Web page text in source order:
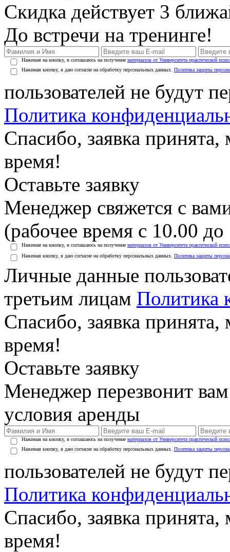
Скидка действует 3
До встречи на тренинге!
Нажимая на кнопку, я соглашаюсь на получение материалов от Университета практической
Нажимая кнопку, я даю согласие на обработку персональных данных. Политика защиты
пользователей не будут
Политика
Спасибо, заявка
время!
Оставьте заявку
Менеджер свяжется с
(рабочее время с 10.00
Нажимая на кнопку, я соглашаюсь на получение материалов от Университета практической
Нажимая кнопку, я даю согласие на обработку персональных данных. Политика защиты
Личные данные
третьим лицам Политика
Спасибо, заявка
время!
Оставьте заявку
Менеджер перезвонит
условия аренды
Нажимая на кнопку, я соглашаюсь на получение материалов от Университета практической
Нажимая кнопку, я даю согласие на обработку персональных данных. Политика защиты
пользователей не будут
Политика
Спасибо, заявка
время!